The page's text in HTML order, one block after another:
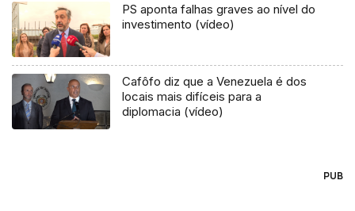
PS aponta falhas graves ao nível do
investimento (vídeo)
Cafôfo diz que a Venezuela é dos
locais mais difíceis para a
diplomacia (vídeo)
PUB